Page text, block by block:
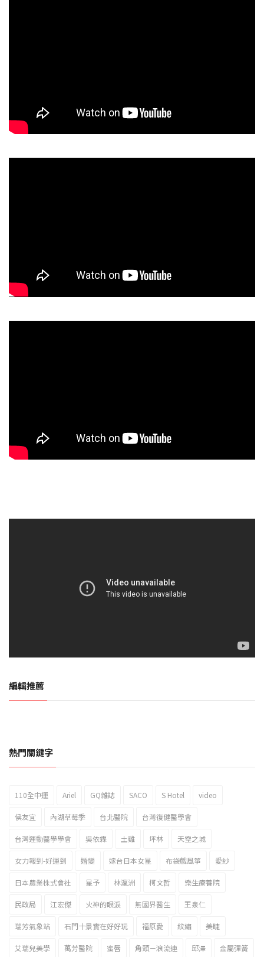
編輯推薦
2023新北市北海岸國際風箏節「風在石起」霸氣回歸
熱門關鍵字
110全中運 Ariel GQ雜誌 SACO S Hotel video
侯友宜 內湖草莓季 台北醫院 台灣復健醫學會
台灣運動醫學學會 吳依霖 土雞 坪林 天空之城
女力報到-好運到 婚變 嫁台日本女星 布袋戲風箏 愛紗
日本農業株式會社 星予 林瀛洲 柯文哲 樂生療養院
民政局 江宏傑 火神的眼淚 無國界醫生 王泉仁
瑞芳氣象站 石門十景實在好好玩 福原愛 紋繡 美睫
艾瑞兒美學 萬芳醫院 蜜唇 角頭－浪流連 邱澤 金屬彈簧